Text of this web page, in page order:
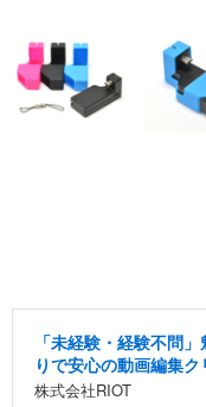
「未経験・経験不問
りで安心の動画編集
株式会社RIOT